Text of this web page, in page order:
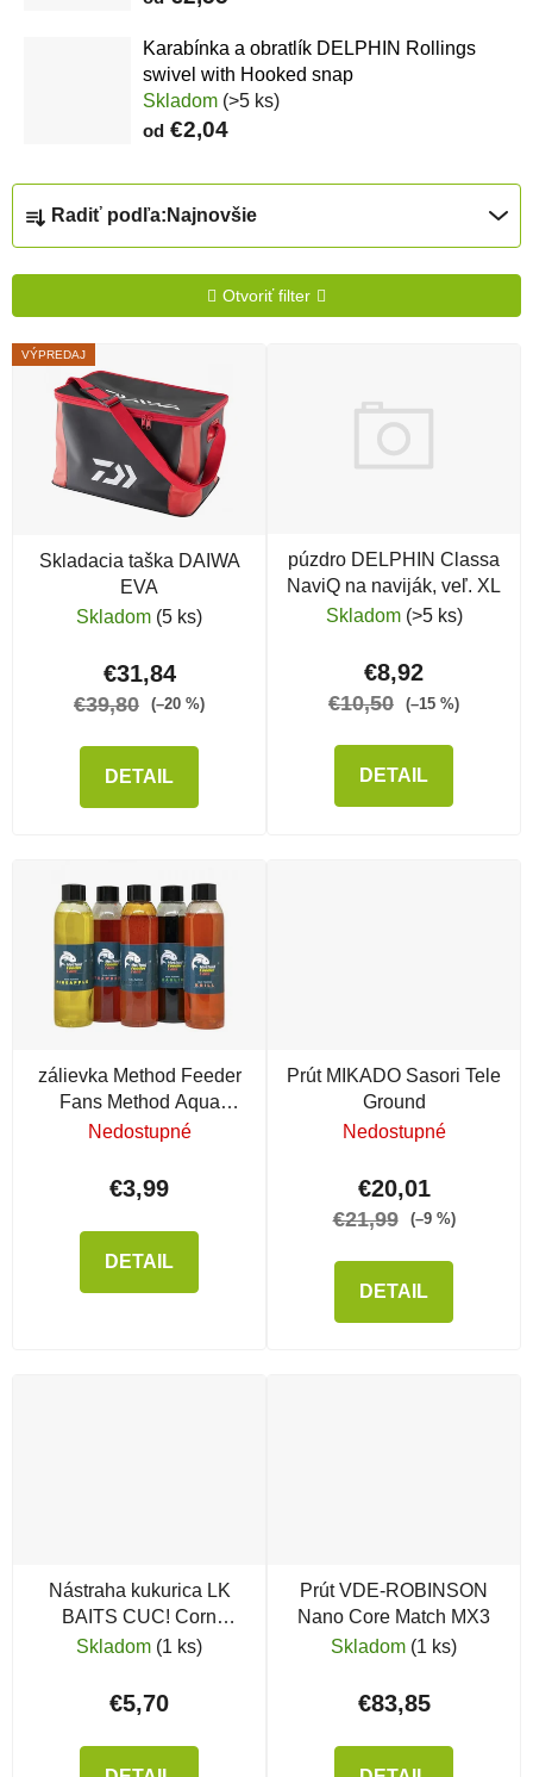
Karabínka a obratlík DELPHIN Rollings
swivel with Hooked snap
Skladom (>5 ks)
od €2,04
Radenie produktov
Radiť podľa: Najnovšie
Otvoriť filter
Výpis produktov
VÝPREDAJ
Skladacia taška DAIWA
EVA
Skladom (5 ks)
€31,84
€39,80 (–20 %)
DETAIL
púzdro DELPHIN Classa
NaviQ na naviják, veľ. XL
Skladom (>5 ks)
€8,92
€10,50 (–15 %)
DETAIL
zálievka Method Feeder
Fans Method Aqua
Tunning, 200ml, Sweet
Nedostupné
€3,99
DETAIL
Prút MIKADO Sasori Tele
Ground
Nedostupné
€20,01
€21,99 (–9 %)
DETAIL
Nástraha kukurica LK
BAITS CUC! Corn
Compot
Skladom (1 ks)
€5,70
Prút VDE-ROBINSON
Nano Core Match MX3
Skladom (1 ks)
€83,85